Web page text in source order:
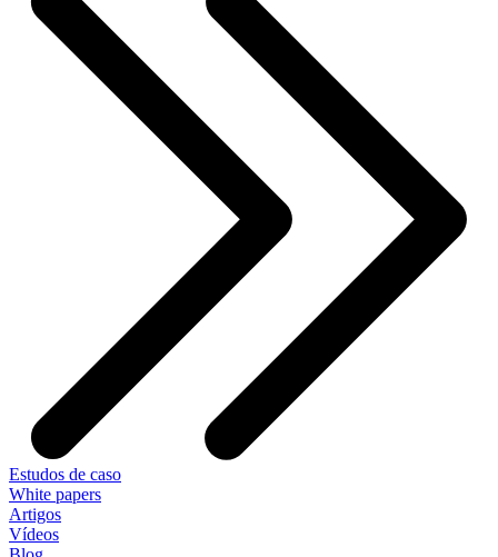
Estudos de caso
White papers
Artigos
Vídeos